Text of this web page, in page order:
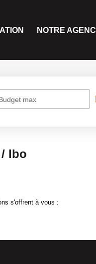
NOTRE
max
lbo
s'offrent à vous :